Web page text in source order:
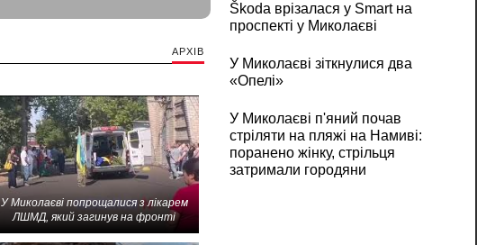
АРХІВ
У Миколаєві попрощалися з лікарем
ЛШМД, який загинув на фронті
Škoda врізалася у Smart на
проспекті у Миколаєві
У Миколаєві зіткнулися два
«Опелі»
У Миколаєві п'яний почав
стріляти на пляжі на Намиві:
поранено жінку, стрільця
затримали городяни